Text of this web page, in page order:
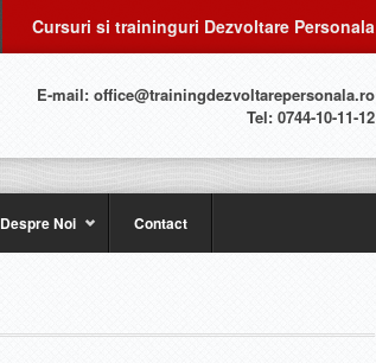
Cursuri si traininguri Dezvoltare Personala
E-mail: office@trainingdezvoltarepersonala.ro
Tel: 0744-10-11-12
Despre Noi Contact